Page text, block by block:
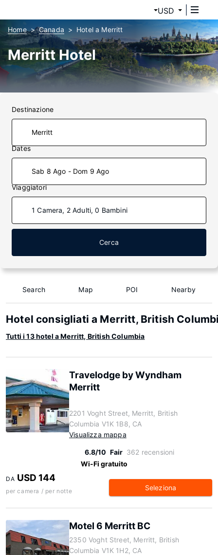
USD
Home Canada Hotel a Merritt
Merritt Hotel
Destinazione
Dates
Sab 8 Ago - Dom 9 Ago
Viaggiatori
1 Camera, 2 Adulti, 0 Bambini
Cerca
Search Map POI Nearby
Hotel consigliati a Merritt, British
Tutti i 13 hotel a Merritt, British Columbia
Travelodge by Wyndham
Merritt
2201 Voght Street, Merritt, British
Columbia V1K 1B8, CA
Visualizza mappa
6.8/10 Fair 362 recensioni
Wi-Fi gratuito
DA USD 144
per camera / per notte Seleziona
Motel 6 Merritt BC
2350 Voght Street, Merritt, British
Columbia V1K 1H2, CA